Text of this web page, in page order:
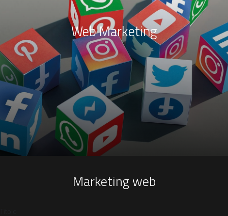
Web Marketing
Marketing web